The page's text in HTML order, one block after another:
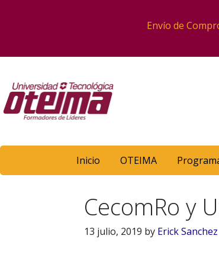
Envío de
Inicio OTEIMA
CecomRo y
13 julio, 2019 by Erick Sanchez